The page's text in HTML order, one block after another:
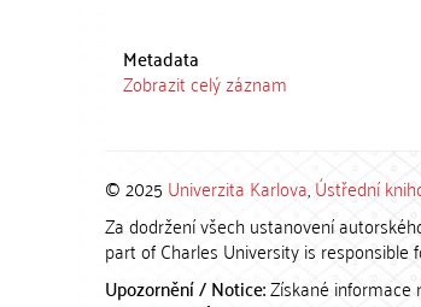
Metadata
Zobrazit celý záznam
© 2025 Univerzita Karlova,Ústřední
Za dodržení všech ustanovení
part of Charles University is
Upozornění / Notice:Získané informace